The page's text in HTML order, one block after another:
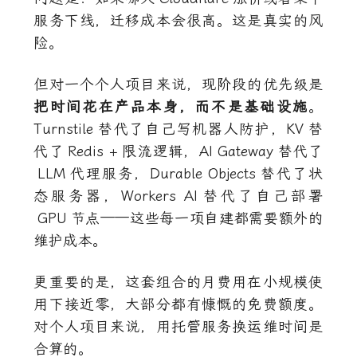
服务下线，迁移成本会很高。这是真实的风
险。
但对一个个人项目来说，现阶段的优先级是
把时间花在产品本身，而不是基础设施。
Turnstile 替代了自己写机器人防护， KV 替
代了 Redis + 限流逻辑， AI Gateway 替代了
LLM 代理服务， Durable Objects 替代了状
态服务器，Workers AI 替代了自己部署
GPU 节点——这些每一项自建都需要额外的
维护成本。
更重要的是，这套组合的月费用在小规模使
用下接近零，大部分都有慷慨的免费额度。
对个人项目来说，用托管服务换运维时间是
合算的。